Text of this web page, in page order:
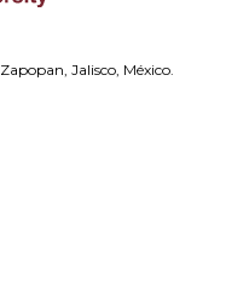
Jalisco, México.